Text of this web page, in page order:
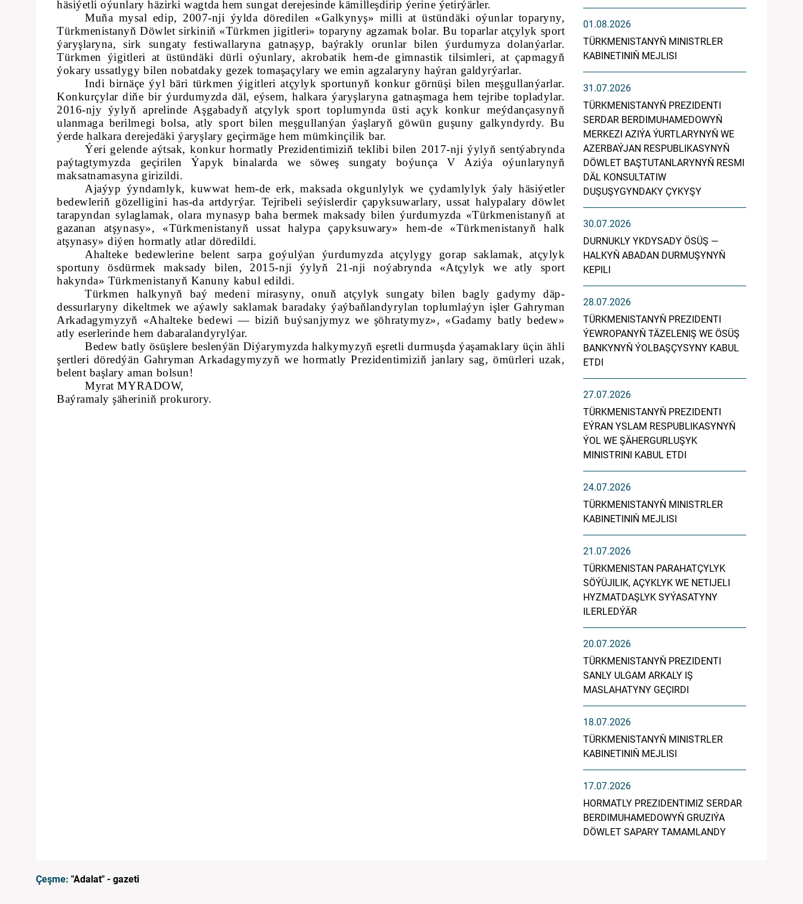
häsiýetli oýunlary häzirki wagtda hem sungat derejesinde kämilleşdirip ýerine ýetirýärler.
Muňa mysal edip, 2007-nji ýylda döredilen «Galkynyş» milli at üstündäki oýunlar toparyny,
Türkmenistanyň Döwlet sirkiniň «Türkmen jigitleri» toparyny agzamak bolar. Bu toparlar atçylyk sport
ýaryşlaryna, sirk sungaty festiwallaryna gatnaşyp, baýrakly orunlar bilen ýurdumyza dolanýarlar.
Türkmen ýigitleri at üstündäki dürli oýunlary, akrobatik hem-de gimnastik tilsimleri, at çapmagyň
ýokary ussatlygy bilen nobatdaky gezek tomaşaçylary we emin agzalaryny haýran galdyrýarlar.
Indi birnäçe ýyl bäri türkmen ýigitleri atçylyk sportunyň konkur görnüşi bilen meşgullanýarlar.
Konkurçylar diňe bir ýurdumyzda däl, eýsem, halkara ýaryşlaryna gatnaşmaga hem tejribe topladylar.
2016-njy ýylyň aprelinde Aşgabadyň atçylyk sport toplumynda üsti açyk konkur meýdançasynyň
ulanmaga berilmegi bolsa, atly sport bilen meşgullanýan ýaşlaryň göwün guşuny galkyndyrdy. Bu
ýerde halkara derejedäki ýaryşlary geçirmäge hem mümkinçilik bar.
Ýeri gelende aýtsak, konkur hormatly Prezidentimiziň teklibi bilen 2017-nji ýylyň sentýabrynda
paýtagtymyzda geçirilen Ýapyk binalarda we söweş sungaty boýunça V Aziýa oýunlarynyň
maksatnamasyna girizildi.
Ajaýyp ýyndamlyk, kuwwat hem-de erk, maksada okgunlylyk we çydamlylyk ýaly häsiýetler
bedewleriň gözelligini has-da artdyrýar. Tejribeli seýislerdir çapyksuwarlary, ussat halypalary döwlet
tarapyndan sylaglamak, olara mynasyp baha bermek maksady bilen ýurdumyzda «Türkmenistanyň at
gazanan atşynasy», «Türkmenistanyň ussat halypa çapyksuwary» hem-de «Türkmenistanyň halk
atşynasy» diýen hormatly atlar döredildi.
Ahalteke bedewlerine belent sarpa goýulýan ýurdumyzda atçylygy gorap saklamak, atçylyk
sportuny ösdürmek maksady bilen, 2015-nji ýylyň 21-nji noýabrynda «Atçylyk we atly sport
hakynda» Türkmenistanyň Kanuny kabul edildi.
Türkmen halkynyň baý medeni mirasyny, onuň atçylyk sungaty bilen bagly gadymy däp-
dessurlaryny dikeltmek we aýawly saklamak baradaky ýaýbaňlandyrylan toplumlaýyn işler Gahryman
Arkadagymyzyň «Ahalteke bedewi — biziň buýsanjymyz we şöhratymyz», «Gadamy batly bedew»
atly eserlerinde hem dabaralandyrylýar.
Bedew batly ösüşlere beslenýän Diýarymyzda halkymyzyň eşretli durmuşda ýaşamaklary üçin ähli
şertleri döredýän Gahryman Arkadagymyzyň we hormatly Prezidentimiziň janlary sag, ömürleri uzak,
belent başlary aman bolsun!
Myrat MYRADOW,
Baýramaly şäheriniň prokurory.
01.08.2026
TÜRKMENISTANYŇ MINISTRLER
KABINETINIŇ MEJLISI
31.07.2026
TÜRKMENISTANYŇ PREZIDENTI
SERDAR BERDIMUHAMEDOWYŇ
MERKEZI AZIÝA ÝURTLARYNYŇ WE
AZERBAÝJAN RESPUBLIKASYNYŇ
DÖWLET BAŞTUTANLARYNYŇ RESMI
DÄL KONSULTATIW
DUŞUŞYGYNDAKY ÇYKYŞY
30.07.2026
DURNUKLY YKDYSADY ÖSÜŞ —
HALKYŇ ABADAN DURMUŞYNYŇ
KEPILI
28.07.2026
TÜRKMENISTANYŇ PREZIDENTI
ÝEWROPANYŇ TÄZELENIŞ WE ÖSÜŞ
BANKYNYŇ ÝOLBAŞÇYSYNY KABUL
ETDI
27.07.2026
TÜRKMENISTANYŇ PREZIDENTI
EÝRAN YSLAM RESPUBLIKASYNYŇ
ÝOL WE ŞÄHERGURLUŞYK
MINISTRINI KABUL ETDI
24.07.2026
TÜRKMENISTANYŇ MINISTRLER
KABINETINIŇ MEJLISI
21.07.2026
TÜRKMENISTAN PARAHATÇYLYK
SÖÝÜJILIK, AÇYKLYK WE NETIJELI
HYZMATDAŞLYK SYÝASATYNY
ILERLEDÝÄR
20.07.2026
TÜRKMENISTANYŇ PREZIDENTI
SANLY ULGAM ARKALY IŞ
MASLAHATYNY GEÇIRDI
18.07.2026
TÜRKMENISTANYŇ MINISTRLER
KABINETINIŇ MEJLISI
17.07.2026
HORMATLY PREZIDENTIMIZ SERDAR
BERDIMUHAMEDOWYŇ GRUZIÝA
DÖWLET SAPARY TAMAMLANDY
Çeşme: "Adalat" - gazeti